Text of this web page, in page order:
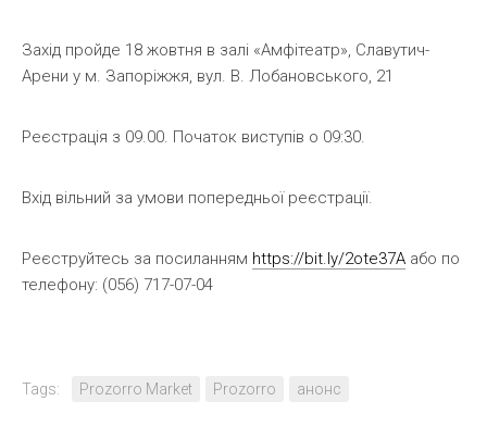
Захід пройде 18 жовтня в залі «Амфітеатр», Славутич-
Арени у м. Запоріжжя, вул. В. Лобановського, 21
Реєстрація з 09.00. Початок виступів о 09:30.
Вхід вільний за умови попередньої реєстрації.
Реєструйтесь за посиланням https://bit.ly/2ote37A або по
телефону: (056) 717-07-04
Tags: Prozorro Market Prozorrо анонс